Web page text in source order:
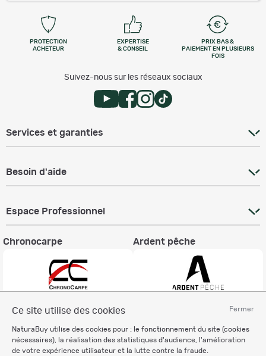
Fermer
Ce site utilise des cookies
NaturaBuy utilise des cookies pour : le fonctionnement du site (cookies
nécessaires), la réalisation des statistiques d'audience, l'amélioration
de votre expérience utilisateur et la lutte contre la fraude.
PROTECTION
ACHETEUR
EXPERTISE
& CONSEIL
PRIX BAS &
PAIEMENT EN PLUSIEURS
FOIS
Suivez-nous sur les réseaux sociaux
Services et garanties
Besoin d'aide
Espace Professionnel
Chronocarpe Ardent pêche
Charte éthique
Mentions légales